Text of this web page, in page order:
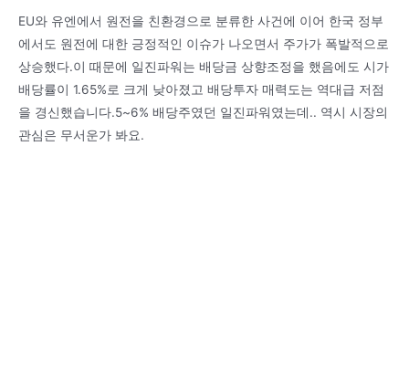
EU와 유엔에서 원전을 친환경으로 분류한 사건에 이어 한국 정부
에서도 원전에 대한 긍정적인 이슈가 나오면서 주가가 폭발적으로
상승했다.이 때문에 일진파워는 배당금 상향조정을 했음에도 시가
배당률이 1.65%로 크게 낮아졌고 배당투자 매력도는 역대급 저점
을 경신했습니다.5~6% 배당주였던 일진파워였는데.. 역시 시장의
관심은 무서운가 봐요.